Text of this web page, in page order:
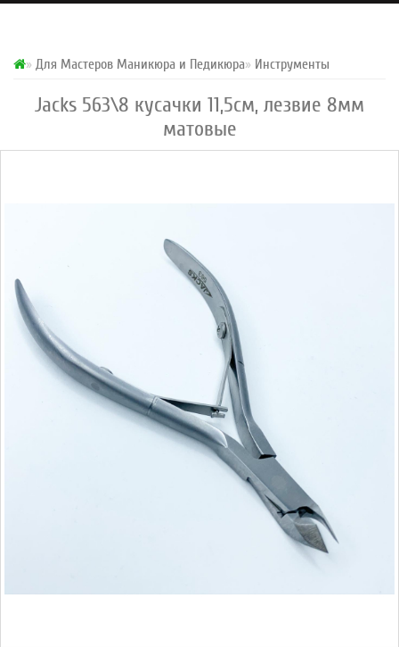
Для Мастеров Маникюра и Педикюра Инструменты
Jacks 563\8 кусачки 11,5см, лезвие 8мм
матовые